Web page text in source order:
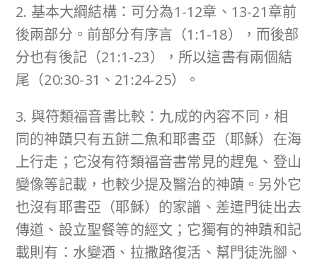
2. 基本大綱結構：可分為1-12章、13-21章前
後兩部分。前部分有序言（1:1-18），而後部
分也有後記（21:1-23），所以這書有兩個結
尾（20:30-31、21:24-25）。
3. 與符類福音書比較：九成的內容不同，相
同的神蹟只有五餅二魚和耶書亞（耶穌）在海
上行走；它沒有符類福音書常見的趕鬼、登山
變像等記載，也較少提及醫治的神蹟。另外它
也沒有耶書亞（耶穌）的家譜、差遣門徒出去
傳道、設立聖餐等的經文；它獨有的神蹟和記
載則有：水變酒、拉撒路復活、幫門徒洗腳、